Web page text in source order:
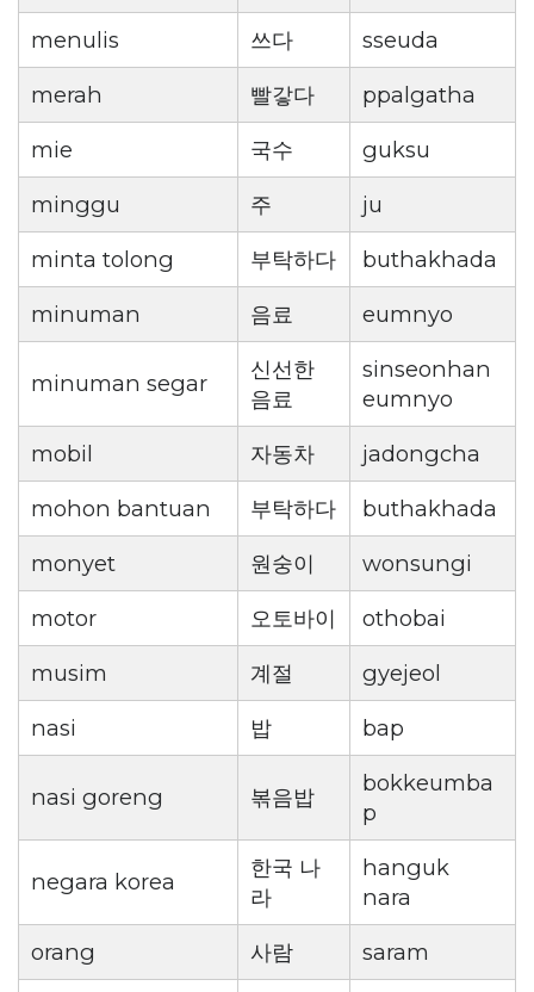
menulis
쓰다
sseuda
merah
빨갛다
ppalgatha
mie
국수
guksu
minggu
주
ju
minta tolong
부탁하다
buthakhada
minuman
음료 eumnyo
minuman segar
신선한
음료
sinseonhan
eumnyo
mobil
자동차
jadongcha
mohon bantuan
부탁하다
buthakhada
monyet
원숭이
wonsungi
motor
오토바이
othobai
musim
계절
gyejeol
nasi
밥 bap
nasi goreng 볶음밥
bokkeumba
p
negara korea
한국 나
라
hanguk
nara
orang
사람 saram